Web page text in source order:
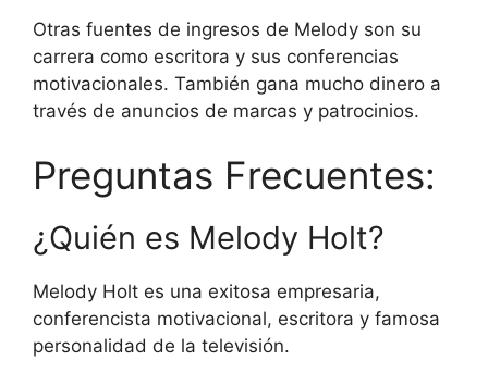
Otras fuentes de ingresos de Melody son su
carrera como escritora y sus conferencias
motivacionales. También gana mucho dinero a
través de anuncios de marcas y patrocinios.
Preguntas Frecuentes:
¿Quién es Melody Holt?
Melody Holt es una exitosa empresaria,
conferencista motivacional, escritora y famosa
personalidad de la televisión.